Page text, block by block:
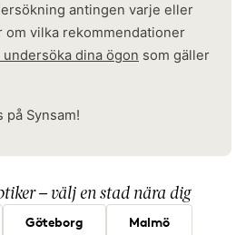
antingen varje eller
om vilka rekommendationer
dina ögon som gäller
på Synsam!
– välj en stad nära dig
Göteborg Malmö